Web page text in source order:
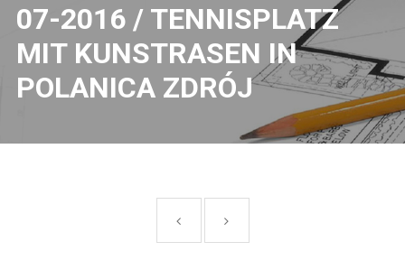
07-2016 / TENNISPLATZ
MIT KUNSTRASEN IN
POLANICA ZDRÓJ